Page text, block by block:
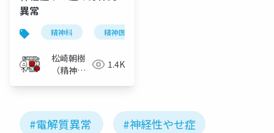
異常
精神科 精神医学
松崎朝樹
（精神科
1.4K
#電解質異常 #神経性やせ症